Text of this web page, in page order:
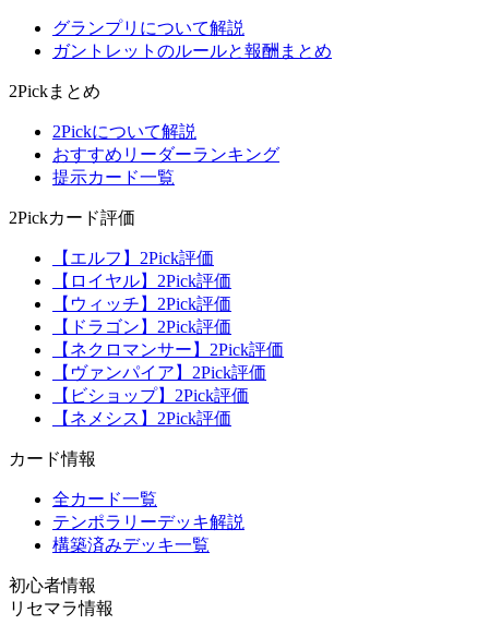
グランプリについて解説
ガントレットのルールと報酬まとめ
2Pickまとめ
2Pickについて解説
おすすめリーダーランキング
提示カード一覧
2Pickカード評価
【エルフ】2Pick評価
【ロイヤル】2Pick評価
【ウィッチ】2Pick評価
【ドラゴン】2Pick評価
【ネクロマンサー】2Pick評価
【ヴァンパイア】2Pick評価
【ビショップ】2Pick評価
【ネメシス】2Pick評価
カード情報
全カード一覧
テンポラリーデッキ解説
構築済みデッキ一覧
初心者情報
リセマラ情報